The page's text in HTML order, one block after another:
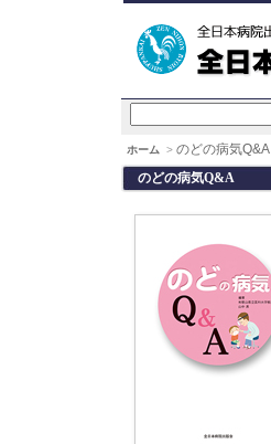
ホーム > のどの病気Q&A
のどの病気Q&A